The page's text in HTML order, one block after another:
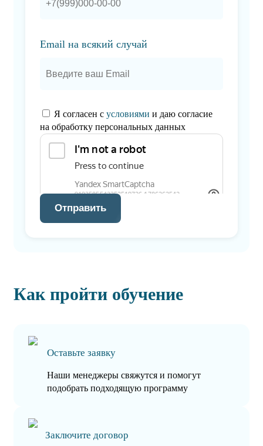
Email на всякий случай
Я согласен с условиями и даю согласие
на обработку персональных данных
Отправить
Как пройти обучение
Оставьте заявку
Наши менеджеры свяжутся и помогут
подобрать подходящую программу
Заключите договор